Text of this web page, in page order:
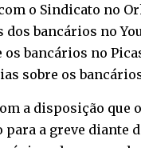
o Sindicato no
dos bancários no
os bancários no
sobre os
a disposição que
a greve diante